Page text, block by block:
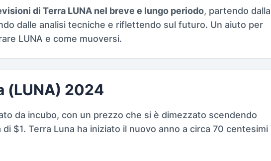
di Terra LUNA nel breve e lungo periodo, partendo dalla
dalle analisi tecniche e riflettendo sul futuro. Un aiuto per
LUNA e come muoversi.
(LUNA) 2024
da incubo, con un prezzo che si è dimezzato scendendo
$1. Terra Luna ha iniziato il nuovo anno a circa 70 centesimi